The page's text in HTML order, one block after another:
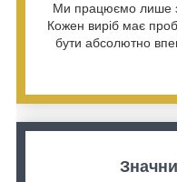
Ми працюємо лише
Кожен виріб має
бути абсолютно